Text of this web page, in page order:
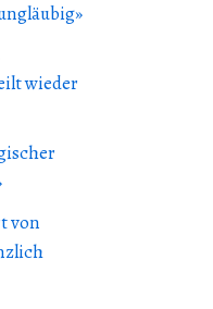
wieder
von